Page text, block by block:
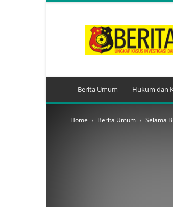
Berita Umum Hukum dan
Home Berita Umum Selama